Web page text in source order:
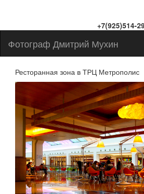
+7(925)514-
Фотограф Дмитрий Мухин
Ресторанная зона в ТРЦ Метрополис